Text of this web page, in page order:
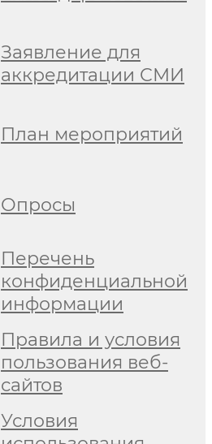
Заявление для
аккредитации СМИ
План мероприятий
Опросы
Перечень
конфиденциальной
информации
Правила и условия
пользования веб-
сайтов
Условия